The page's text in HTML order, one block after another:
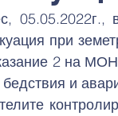
при
2 на МОН
бедствия и